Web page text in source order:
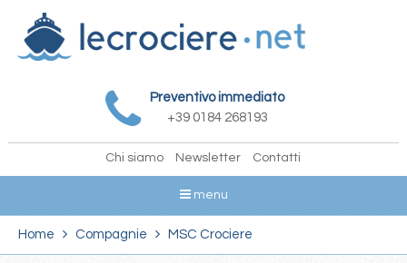
Preventivo immediato
+39 0184 268193
Chi siamo Newsletter Contatti
menu
Home Compagnie MSC Crociere